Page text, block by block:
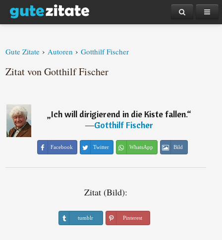
Gute Zitate › Autoren › Gotthilf Fischer
Zitat von Gotthilf Fischer
„Ich will dirigierend in die Kiste fallen.“
―Gotthilf Fischer
Facebook Twitter WhatsApp Bild
Zitat (Bild):
tumblr Pinterest